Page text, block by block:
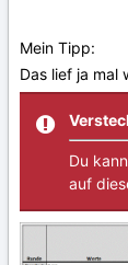
Mein Tipp:
Das lief ja mal
Du
auf